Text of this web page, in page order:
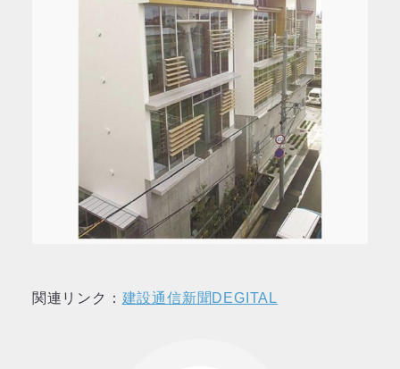
関連リンク： 建設通信新聞DEGITAL